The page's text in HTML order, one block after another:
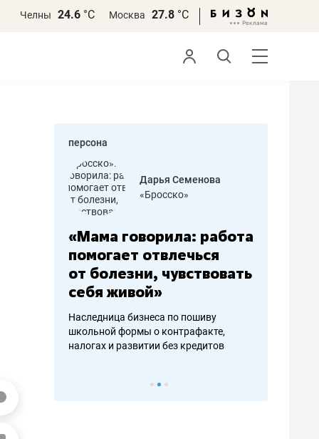
Челны 24.6 °С Москва 27.8 °С
персона
Дарья Семенова
«Бросско»
«Мама говорила: работа
помогает отвлечься
от болезни, чувствовать
себя живой»
Наследница бизнеса по пошиву
школьной формы о контрафакте,
налогах и развитии без кредитов